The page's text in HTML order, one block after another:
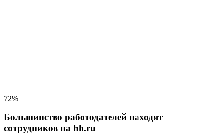
72%
Большинство работодателей находят
сотрудников на hh.ru